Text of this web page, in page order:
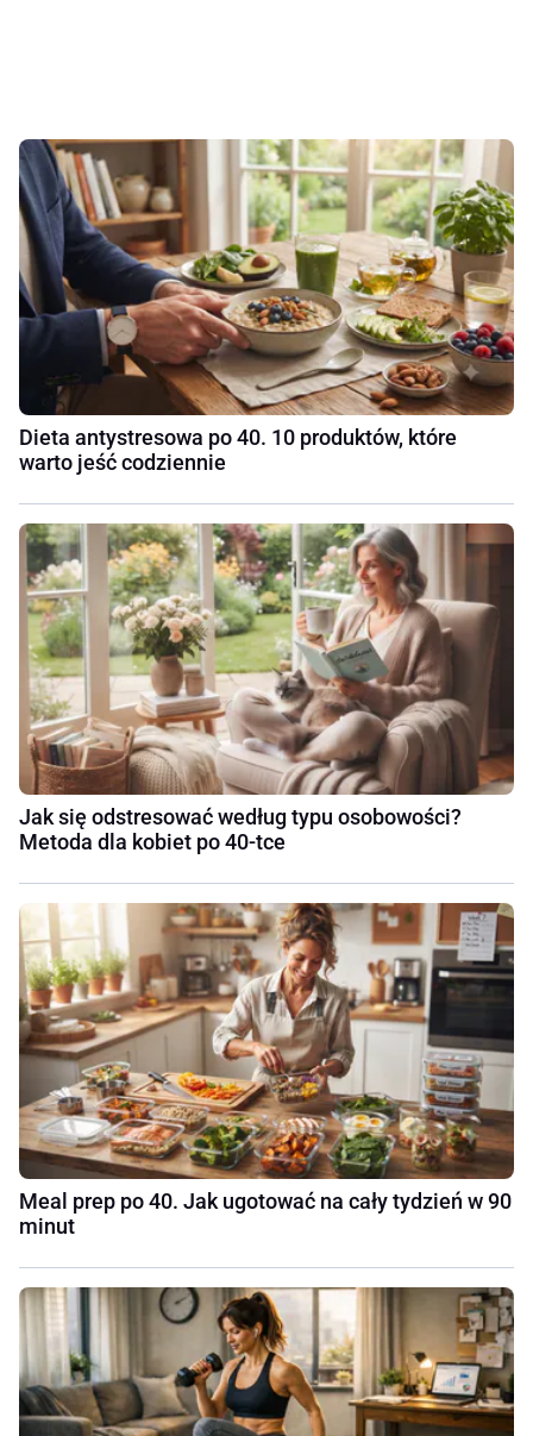
Dieta antystresowa po 40. 10 produktów, które
warto jeść codziennie
Jak się odstresować według typu osobowości?
Metoda dla kobiet po 40-tce
Meal prep po 40. Jak ugotować na cały tydzień w 90
minut